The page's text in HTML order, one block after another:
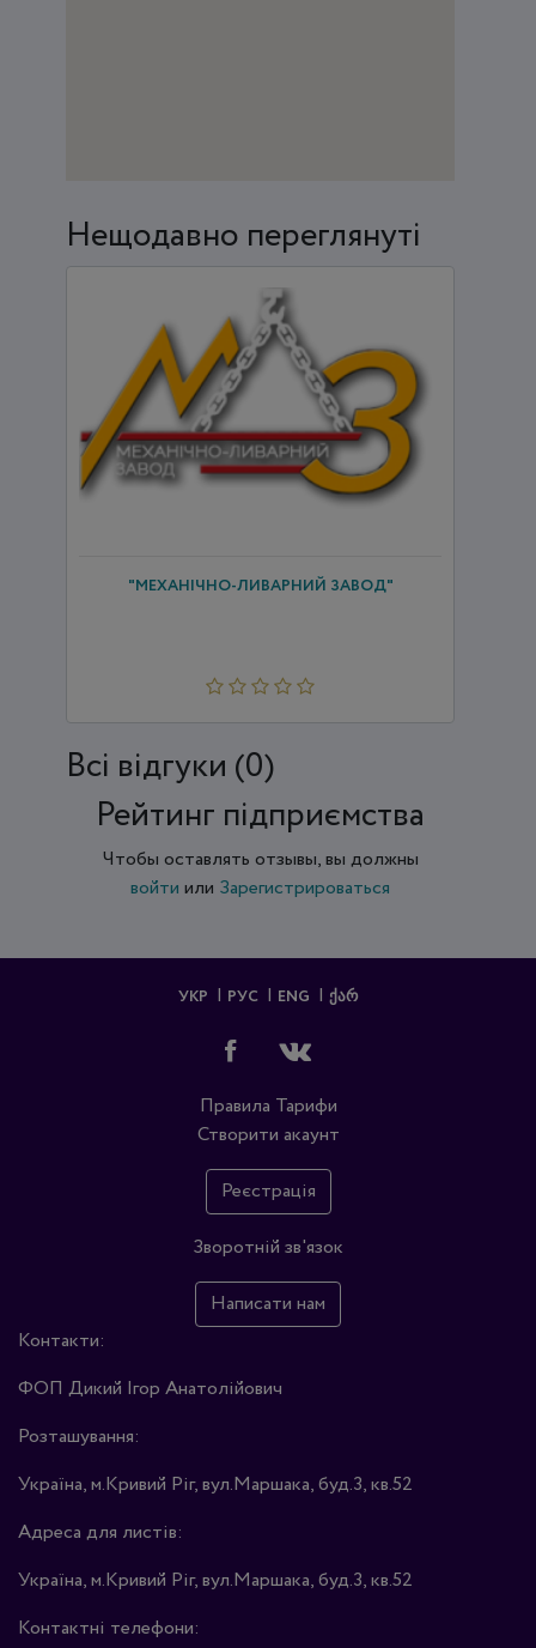
Нещодавно переглянуті
"МЕХАНІЧНО-ЛИВАРНИЙ ЗАВОД"
Всi відгуки (0)
Рейтинг підприємства
Чтобы оставлять отзывы, вы должны
войти или Зарегистрироваться
УКР РУС ENG ᲥᲐᲠ
Правила Тарифи
Створити акаунт
Реєстрація
Зворотній зв'язок
Написати нам
Контакти:
ФОП Дикий Ігор Анатолійович
Розташування:
Україна, м.Кривий Ріг, вул.Маршака, буд.3, кв.52
Адреса для листів:
Україна, м.Кривий Ріг, вул.Маршака, буд.3, кв.52
Контактні телефони: